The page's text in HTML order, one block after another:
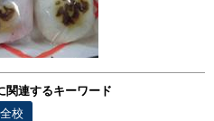
関連するキーワード
全校